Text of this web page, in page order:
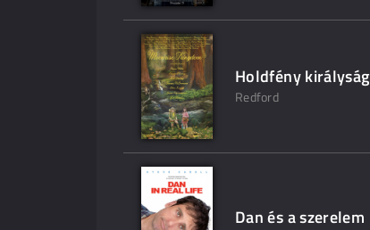
Holdfény királyság
Redford
Dan és a szerelem